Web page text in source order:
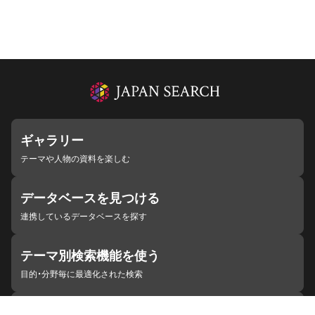
ギャラリー
テーマや人物の資料を楽しむ
データベースを見つける
連携しているデータベースを探す
テーマ別検索機能を使う
目的・分野毎に最適化された検索